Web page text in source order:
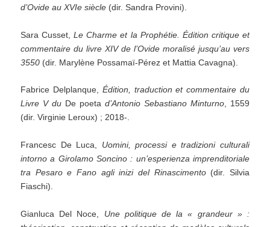
d’Ovide au XVIe siècle (dir. Sandra Provini).
Sara Cusset,Le Charme et la Prophétie. Édition critique et
commentaire du livre XIV de l’Ovide moralisé jusqu’au vers
3550 (dir. Marylène Possamaï-Pérez et Mattia Cavagna).
Fabrice Delplanque, Édition, traduction et commentaire du
Livre V du De poeta d’Antonio Sebastiano Minturno, 1559
(dir. Virginie Leroux) ; 2018-.
Francesc De Luca, Uomini, processi e tradizioni culturali
intorno a Girolamo Soncino : un’esperienza imprenditoriale
tra Pesaro e Fano agli inizi del Rinascimento(dir. Silvia
Fiaschi).
Gianluca Del Noce, Une politique de la « grandeur » :